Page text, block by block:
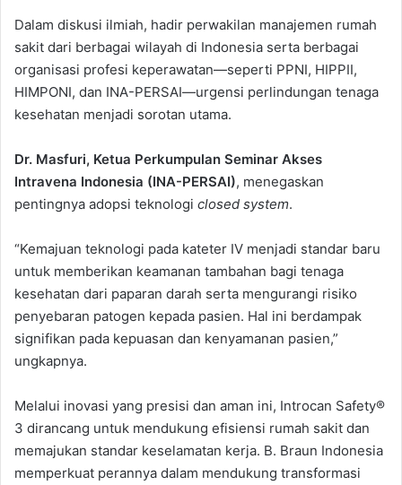
Dalam diskusi ilmiah, hadir perwakilan manajemen rumah
sakit dari berbagai wilayah di Indonesia serta berbagai
organisasi profesi keperawatan—seperti PPNI, HIPPII,
HIMPONI, dan INA-PERSAI—urgensi perlindungan tenaga
kesehatan menjadi sorotan utama.
Dr. Masfuri, Ketua Perkumpulan Seminar Akses
Intravena Indonesia (INA-PERSAI), menegaskan
pentingnya adopsi teknologi closed system.
“Kemajuan teknologi pada kateter IV menjadi standar baru
untuk memberikan keamanan tambahan bagi tenaga
kesehatan dari paparan darah serta mengurangi risiko
penyebaran patogen kepada pasien. Hal ini berdampak
signifikan pada kepuasan dan kenyamanan pasien,”
ungkapnya.
Melalui inovasi yang presisi dan aman ini, Introcan Safety®
3 dirancang untuk mendukung efisiensi rumah sakit dan
memajukan standar keselamatan kerja. B. Braun Indonesia
memperkuat perannya dalam mendukung transformasi